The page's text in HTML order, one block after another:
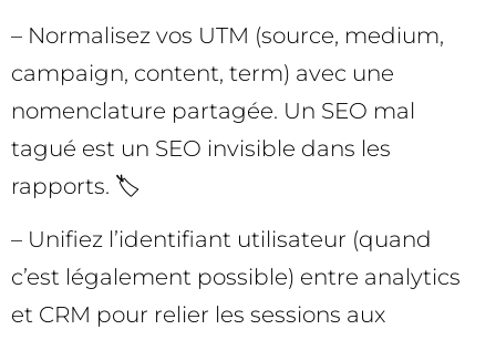
– Normalisez vos UTM (source, medium,
campaign, content, term) avec une
nomenclature partagée. Un SEO mal
tagué est un SEO invisible dans les
rapports. 🏷️
– Unifiez l’identifiant utilisateur (quand
c’est légalement possible) entre analytics
et CRM pour relier les sessions aux